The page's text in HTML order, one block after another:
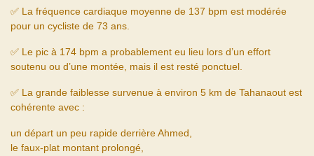
✅ La fréquence cardiaque moyenne de 137 bpm est modérée
pour un cycliste de 73 ans.
✅ Le pic à 174 bpm a probablement eu lieu lors d’un effort
soutenu ou d’une montée, mais il est resté ponctuel.
✅ La grande faiblesse survenue à environ 5 km de Tahanaout est
cohérente avec :
un départ un peu rapide derrière Ahmed,
le faux-plat montant prolongé,